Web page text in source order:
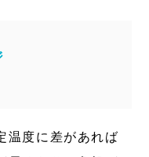
温度に差があれば